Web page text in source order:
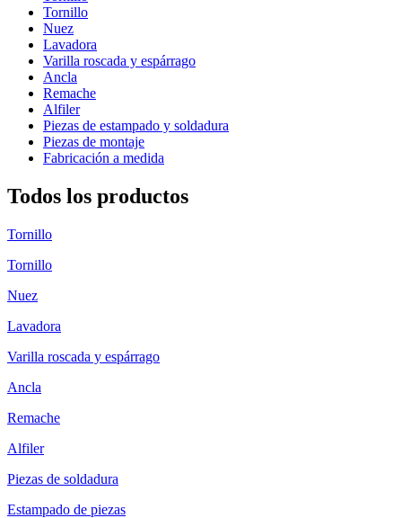
Tornillo
Nuez
Lavadora
Varilla roscada y espárrago
Ancla
Remache
Alfiler
Piezas de estampado y soldadura
Piezas de montaje
Fabricación a medida
Todos los productos
Tornillo
Tornillo
Nuez
Lavadora
Varilla roscada y espárrago
Ancla
Remache
Alfiler
Piezas de soldadura
Estampado de piezas